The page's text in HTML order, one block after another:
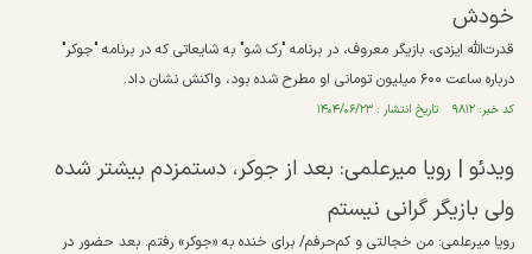
خودش
قدرت‌الله ایزدی، بازیگر معروف، در برنامه "رک شو" به شایعاتی که در برنامه "جوکر"
درباره ساعت ۶۰۰ میلیون تومانی او مطرح شده بود، واکنش نشان داد.
کد خبر: ۹۸۱۲ تاریخ انتشار : ۱۴۰۴/۰۶/۲۳
ویدئو | رویا میرعلمی: بعد از جوکر، دستمزدم بیشتر شده
ولی بازیگر گرانی نیستم
رویا میرعلمی: من خجالتی و کم‌حرفم/ برای خنده به «جوکر» رفتم. بعد حضور در